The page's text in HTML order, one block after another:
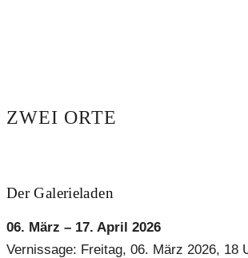
ZWEI ORTE
Der Galerieladen
06. März – 17. April 2026
Vernissage: Freitag, 06. März 2026, 18